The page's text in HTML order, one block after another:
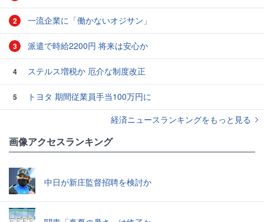
2 一流企業に「働かないオジサン」
3 派遣で時給2200円 将来は安心か
4 ステルス増税か 厄介な制度改正
5
トヨタ 期間従業員手当100万円に
経済ニュースランキングをもっと見る
画像アクセスランキング
中日が新庄監督招聘を検討か